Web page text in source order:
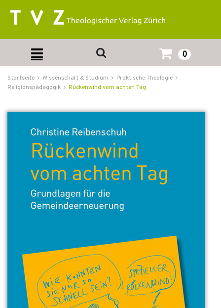
0
Startseite Wissenschaft & Studium
Praktische Theologie
Religionspädagogik
Rückenwind vom achten Tag